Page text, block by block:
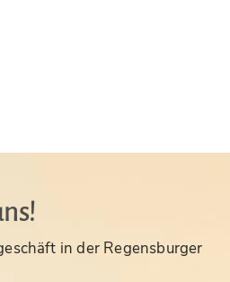
in der Regensburger